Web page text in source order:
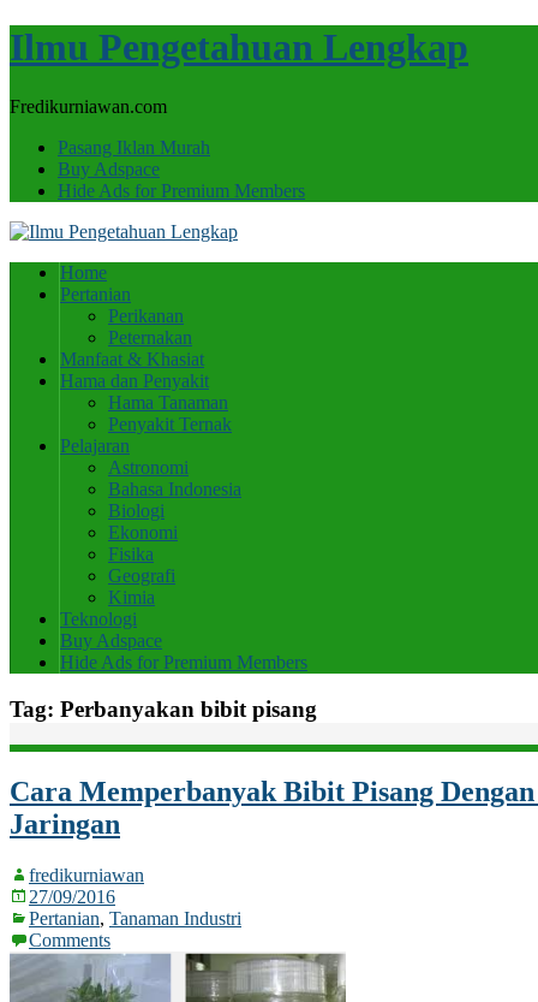
Ilmu Pengetahuan Lengkap
Fredikurniawan.com
Pasang Iklan Murah
Buy Adspace
Hide Ads for Premium Members
Home
Pertanian
Perikanan
Peternakan
Manfaat & Khasiat
Hama dan Penyakit
Hama Tanaman
Penyakit Ternak
Pelajaran
Astronomi
Bahasa Indonesia
Biologi
Ekonomi
Fisika
Geografi
Kimia
Teknologi
Buy Adspace
Hide Ads for Premium Members
Tag: Perbanyakan bibit pisang
Cara Memperbanyak Bibit Pisang
Jaringan
fredikurniawan
27/09/2016
Pertanian, Tanaman Industri
Comments